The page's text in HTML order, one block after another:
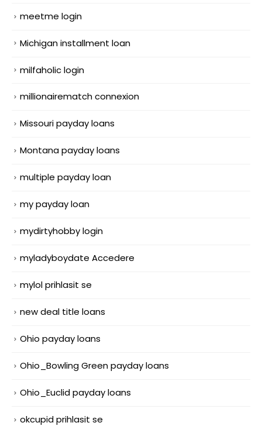
meetme login
Michigan installment loan
milfaholic login
millionairematch connexion
Missouri payday loans
Montana payday loans
multiple payday loan
my payday loan
mydirtyhobby login
myladyboydate Accedere
mylol prihlasit se
new deal title loans
Ohio payday loans
Ohio_Bowling Green payday loans
Ohio_Euclid payday loans
okcupid prihlasit se